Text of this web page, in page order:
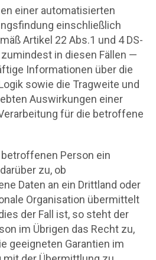
einer automatisierten
einschließlich
Artikel 22 Abs.1 und 4 DS-
zumindest in diesen Fällen —
Informationen über die
sowie die Tragweite und
Auswirkungen einer
für die betroffene
Person ein
zu, ob
Daten an ein Drittland oder
Organisation übermittelt
der Fall ist, so steht der
im Übrigen das Recht zu,
geeigneten Garantien im